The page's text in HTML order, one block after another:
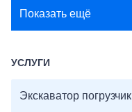
Показать ещё
УСЛУГИ
Экскаватор погрузчик